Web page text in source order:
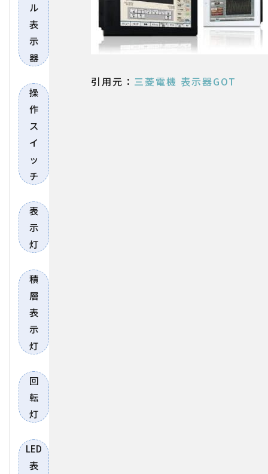
ル
表
示
器
操
作
ス
イ
ッ
チ
表
示
灯
積
層
表
示
灯
回
転
灯
LED
表
引用元： 三菱電機 表示器GOT